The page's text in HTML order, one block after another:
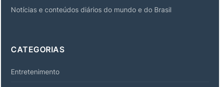
Notícias e conteúdos diários do mundo e do Brasil
CATEGORIAS
Entretenimento